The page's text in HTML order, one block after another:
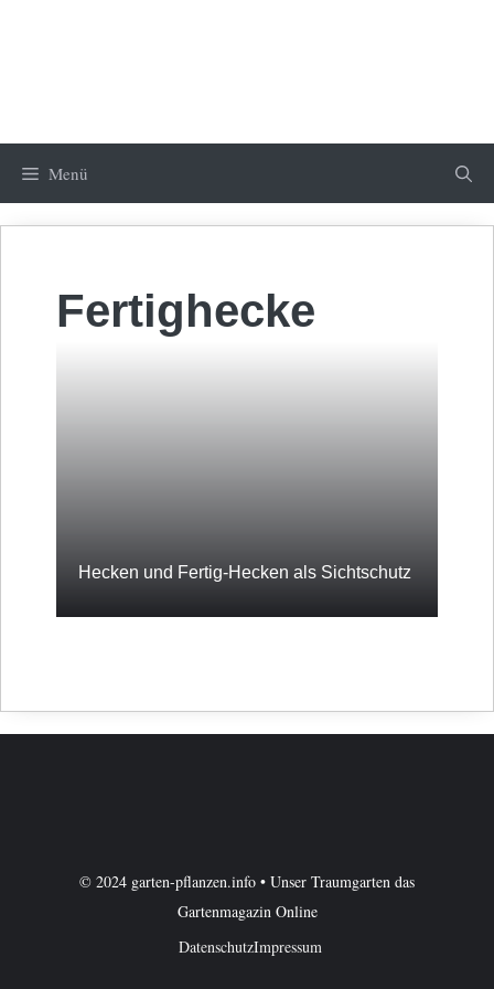
Menü
Fertighecke
Hecken und Fertig-Hecken als Sichtschutz
© 2024 garten-pflanzen.info • Unser Traumgarten das
Gartenmagazin Online
DatenschutzImpressum